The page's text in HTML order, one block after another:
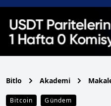
Bitlo Akademi
Bitcoin Gündem